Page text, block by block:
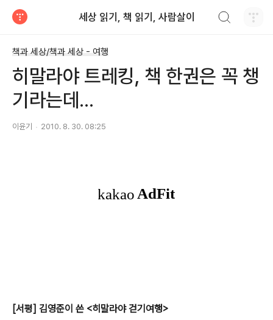
세상 읽기, 책 읽기, 사람살이
책과 세상/책과 세상 - 여행
히말라야 트레킹, 책 한권은 꼭 챙
기라는데...
이윤기 2010. 8. 30. 08:25
[서평] 김영준이 쓴 <히말라야 걷기여행>